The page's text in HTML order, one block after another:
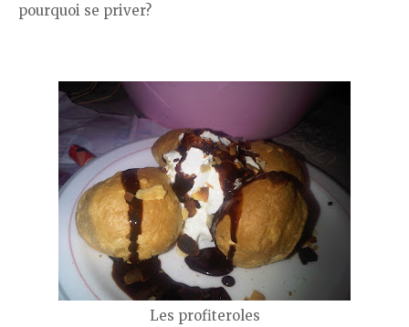
pourquoi se priver?
Les profiteroles